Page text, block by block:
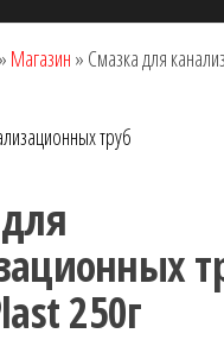
» Магазин » Смазка для
250г